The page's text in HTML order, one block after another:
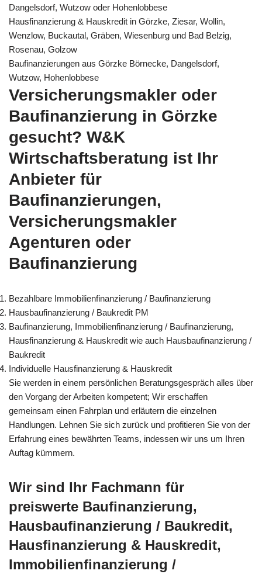
Dangelsdorf, Wutzow oder Hohenlobbese
Hausfinanzierung & Hauskredit in Görzke, Ziesar, Wollin,
Wenzlow, Buckautal, Gräben, Wiesenburg und Bad Belzig,
Rosenau, Golzow
Baufinanzierungen aus Görzke Börnecke, Dangelsdorf,
Wutzow, Hohenlobbese
Versicherungsmakler oder
Baufinanzierung in Görzke
gesucht? W&K
Wirtschaftsberatung ist Ihr
Anbieter für
Baufinanzierungen,
Versicherungsmakler
Agenturen oder
Baufinanzierung
Bezahlbare Immobilienfinanzierung / Baufinanzierung
Hausbaufinanzierung / Baukredit PM
Baufinanzierung, Immobilienfinanzierung / Baufinanzierung,
Hausfinanzierung & Hauskredit wie auch Hausbaufinanzierung /
Baukredit
Individuelle Hausfinanzierung & Hauskredit
Sie werden in einem persönlichen Beratungsgespräch alles über
den Vorgang der Arbeiten kompetent; Wir erschaffen
gemeinsam einen Fahrplan und erläutern die einzelnen
Handlungen. Lehnen Sie sich zurück und profitieren Sie von der
Erfahrung eines bewährten Teams, indessen wir uns um Ihren
Auftag kümmern.
Wir sind Ihr Fachmann für
preiswerte Baufinanzierung,
Hausbaufinanzierung / Baukredit,
Hausfinanzierung & Hauskredit,
Immobilienfinanzierung /